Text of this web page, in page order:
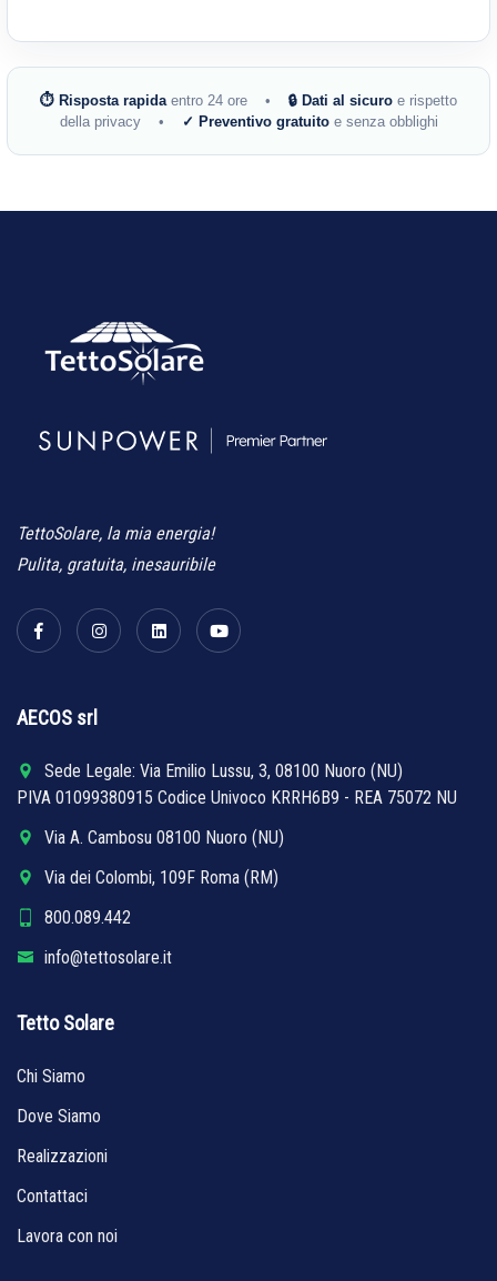
⏱ Risposta rapidaentro 24 ore • 🔒 Dati al sicuro e rispetto
della privacy •
✓ Preventivo gratuitoe senza obblighi
TettoSolare, la mia energia!
Pulita, gratuita, inesauribile
AECOS srl
Sede Legale: Via Emilio Lussu, 3, 08100 Nuoro (NU)
PIVA 01099380915 Codice Univoco KRRH6B9 - REA 75072 NU
Via A. Cambosu 08100 Nuoro (NU)
Via dei Colombi, 109F Roma (RM)
800.089.442
info@tettosolare.it
Tetto Solare
Chi Siamo
Dove Siamo
Realizzazioni
Contattaci
Lavora con noi